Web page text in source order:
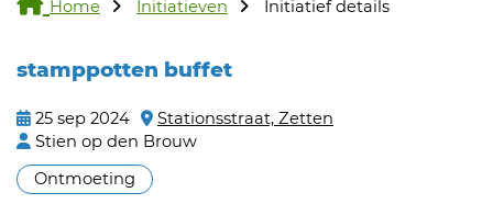
Home Initiatieven Initiatief details
stamppotten buffet
25 sep 2024
Stationsstraat, Zetten
Stien op den Brouw
Ontmoeting